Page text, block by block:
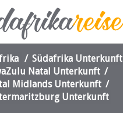
/ Südafrika Unterkunft
Natal Unterkunft /
Midlands Unterkunft /
Unterkunft